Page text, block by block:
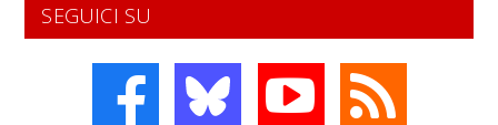
SEGUICI SU